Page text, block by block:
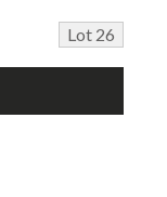
Lot 26